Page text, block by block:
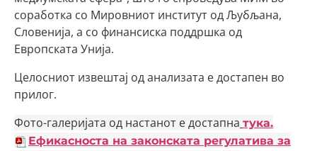
соработка со Мировниот институт од Љубљана,
Словенија, а со финансиска поддршка од
Европската Унија.
Целосниот извештај од анализата е достапен во
прилог.
Фото-галеријата од настанот е достапна тука.
Ефикасноста на законската регулатива за